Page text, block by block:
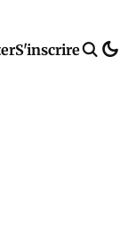
S'inscrire